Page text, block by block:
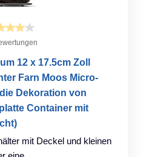
12 x 17.5cm Zoll
Farn Moos Micro-
Dekoration von
Container mit
mit Deckel und kleinen